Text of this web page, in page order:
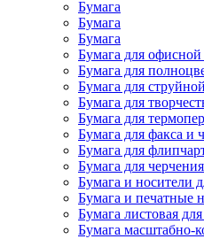
Бумага
Бумага
Бумага
Бумага для
Бумага для
Бумага для
Бумага для
Бумага для
Бумага для факса и
Бумага для
Бумага для черчения
Бумага и носители
Бумага и печатные
Бумага листовая
Бумага масштабно-